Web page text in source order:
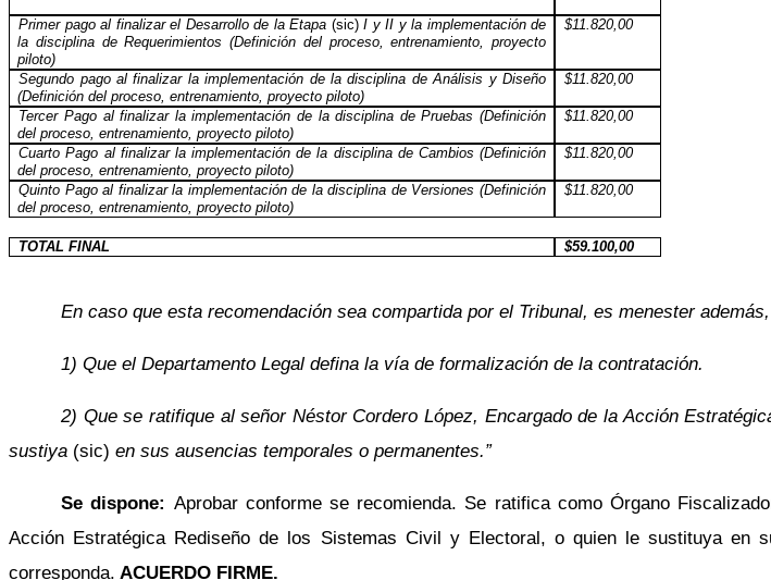
Primer pago al finalizar el Desarrollo de la Etapa (sic)I y II y la implementación de
la disciplina de Requerimientos (Definición del proceso, entrenamiento, proyecto
piloto)
$11.820,00
Segundo pago al finalizar la implementación de la disciplina de Análisis y Diseño
(Definición del proceso, entrenamiento, proyecto piloto)
$11.820,00
Tercer Pago al finalizar la implementación de la disciplina de Pruebas (Definición
del proceso, entrenamiento, proyecto piloto)
$11.820,00
Cuarto Pago al finalizar la implementación de la disciplina de Cambios (Definición
del proceso, entrenamiento, proyecto piloto)
$11.820,00
Quinto Pago al finalizar la implementación de la disciplina de Versiones (Definición
del proceso, entrenamiento, proyecto piloto)
$11.820,00
TOTAL FINAL $59.100,00
En caso que esta recomendación sea compartida por el Tribunal, es menester
1) Que el Departamento Legal defina la vía de formalización de la contratación.
2) Que se ratifique al señor Néstor Cordero López, Encargado de la Acción
sustiya (sic) en sus ausencias temporales o permanentes.”
Se dispone: Aprobar conforme se recomienda. Se ratifica como Órgano
Acción Estratégica Rediseño de los Sistemas Civil y Electoral, o quien le sustituya en
corresponda. ACUERDO FIRME.